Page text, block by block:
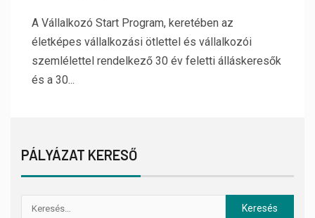
A Vállalkozó Start Program, keretében az
életképes vállalkozási ötlettel és vállalkozói
szemlélettel rendelkező 30 év feletti álláskeresők
és a 30...
PÁLYÁZAT KERESŐ